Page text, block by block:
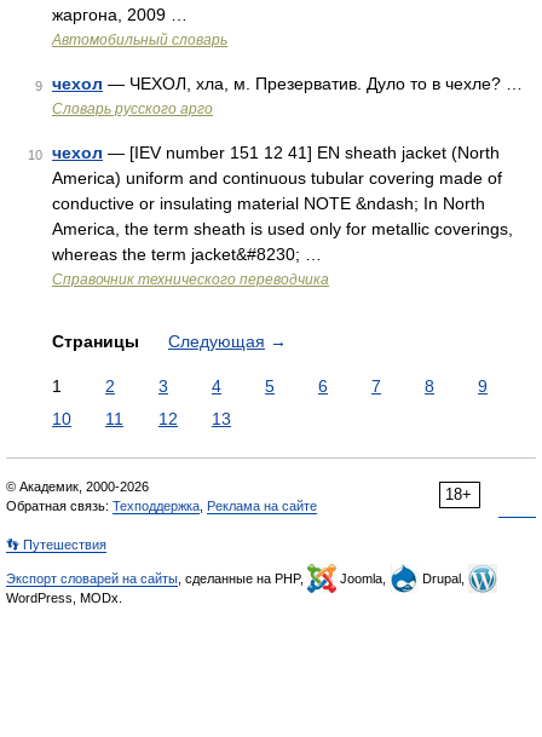
жаргона, 2009 …
Автомобильный словарь
9 чехол — ЧЕХОЛ, хла, м. Презерватив. Дуло то в чехле? …
Словарь русского арго
10 чехол — [IEV number 151 12 41] EN sheath jacket (North
America) uniform and continuous tubular covering made of
conductive or insulating material NOTE &ndash; In North
America, the term sheath is used only for metallic coverings,
whereas the term jacket&#8230; …
Справочник технического переводчика
Страницы Следующая →
1 2 3 4 5 6 7 8
9
10
11 12 13
18+
© Академик, 2000-2026
Обратная связь: Техподдержка Реклама на сайте
👣 Путешествия
Экспорт словарей на сайты , сделанные на PHP, Joomla,
Drupal,
WordPress, MODx.